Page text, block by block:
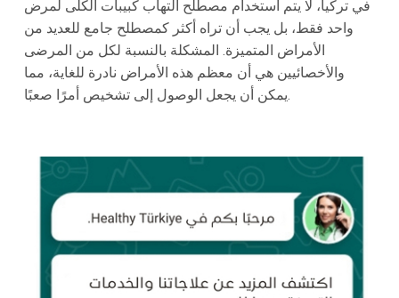
في تركيا، لا يتم استخدام مصطلح التهاب كبيبات الكلى لمرض
واحد فقط، بل يجب أن تراه أكثر كمصطلح جامع للعديد من
الأمراض المتميزة. المشكلة بالنسبة لكل من المرضى
والأخصائيين هي أن معظم هذه الأمراض نادرة للغاية، مما
يمكن أن يجعل الوصول إلى تشخيص أمرًا صعبًا.